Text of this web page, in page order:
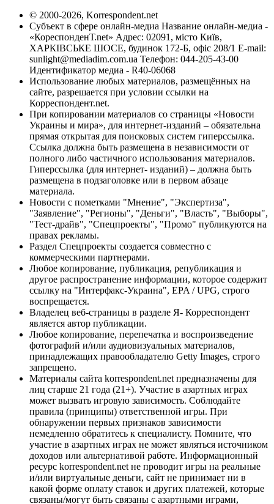
© 2000-2026, Korrespondent.net
Субъект в сфере онлайн-медиа Название онлайн-медиа -
«КореспонденТ.net» Адрес: 02091, місто Київ,
ХАРКІВСЬКЕ ШОСЕ, будинок 172-Б, офіс 208/1 E-mail:
sunlight@mediadim.com.ua Телефон: 044-205-43-00
Идентификатор медиа - R40-06068
Использование любых материалов, размещённых на
сайте, разрешается при условии ссылки на
Корреспондент.net.
При копировании материалов со страницы «Новости
Украины и мира», для интернет-изданий – обязательна
прямая открытая для поисковых систем гиперссылка.
Ссылка должна быть размещена в независимости от
полного либо частичного использования материалов.
Гиперссылка (для интернет- изданий) – должна быть
размещена в подзаголовке или в первом абзаце
материала.
Новости с пометками "Мнение", "Экспертиза",
"Заявление", "Регионы", "Деньги", "Власть", "Выборы",
"Тест-драйв", "Спецпроекты", "Промо" публикуются на
правах рекламы.
Раздел Спецпроекты создается совместно с
коммерческими партнерами.
Любое копирование, публикация, републикация и
другое распространение информации, которое содержит
ссылку на "Интерфакс-Украина", EPA / UPG, строго
воспрещается.
Владелец веб-страницы в разделе Я- Корреспондент
является автор публикации.
Любое копирование, перепечатка и воспроизведение
фотографий и/или аудиовизуальных материалов,
принадлежащих правообладателю Getty Images, строго
запрещено.
Материалы сайта korrespondent.net предназначены для
лиц старше 21 года (21+). Участие в азартных играх
может вызвать игровую зависимость. Соблюдайте
правила (принципы) ответственной игры. При
обнаружении первых признаков зависимости
немедленно обратитесь к специалисту. Помните, что
участие в азартных играх не может являться источником
доходов или альтернативой работе. Информационный
ресурс korrespondent.net не проводит игры на реальные
и/или виртуальные деньги, сайт не принимает ни в
какой форме оплату ставок и других платежей, которые
связаны/могут быть связаны с азартными играми,